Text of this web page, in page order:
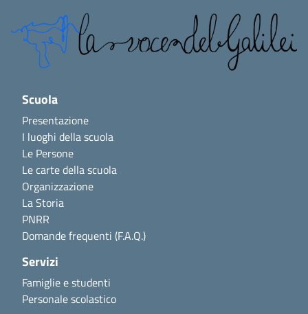
Scuola
Presentazione
I luoghi della scuola
Le Persone
Le carte della scuola
Organizzazione
La Storia
PNRR
Domande frequenti (F.A.Q.)
Servizi
Famiglie e studenti
Personale scolastico